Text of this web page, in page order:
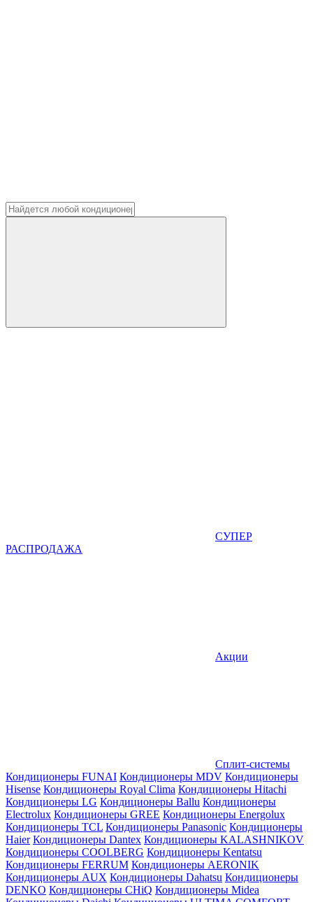
СУПЕР
РАСПРОДАЖА
Акции
Сплит-системы
Кондиционеры FUNAI Кондиционеры MDV Кондиционеры
Hisense Кондиционеры Royal Clima Кондиционеры Hitachi
Кондиционеры LG Кондиционеры Ballu Кондиционеры
Electrolux Кондиционеры GREE Кондиционеры Energolux
Кондиционеры TCL Кондиционеры Panasonic Кондиционеры
Haier Кондиционеры Dantex Кондиционеры KALASHNIKOV
Кондиционеры СOOLBERG Кондиционеры Kentatsu
Кондиционеры FERRUM Кондиционеры AERONIK
Кондиционеры AUX Кондиционеры Dahatsu Кондиционеры
DENKO Кондиционеры CHiQ Кондиционеры Midea